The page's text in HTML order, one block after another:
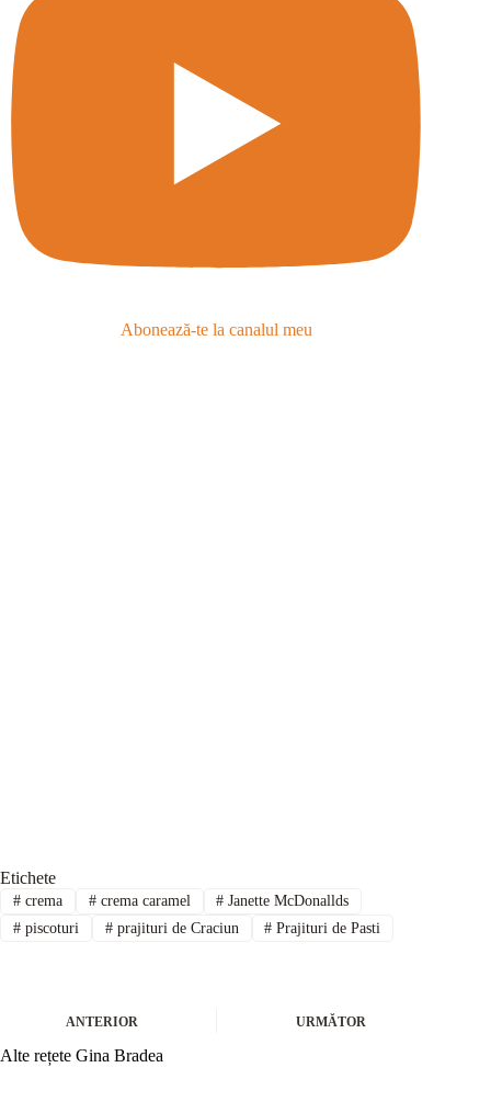
Abonează-te la canalul meu
Etichete
#crema #crema caramel # Janette McDonallds
#piscoturi #prajituri de Craciun # Prajituri de Pasti
ANTERIOR URMĂTOR
Alte rețete Gina Bradea